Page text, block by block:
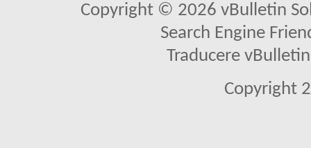
Copyright © 2026 vBulletin
Search Engine
Traducere
Copyright